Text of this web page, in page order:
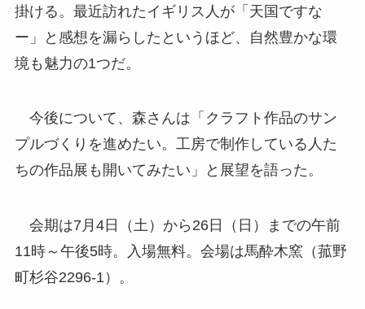
掛ける。最近訪れたイギリス人が「天国ですな
ー」と感想を漏らしたというほど、自然豊かな環
境も魅力の1つだ。
今後について、森さんは「クラフト作品のサン
プルづくりを進めたい。工房で制作している人た
ちの作品展も開いてみたい」と展望を語った。
会期は7月4日（土）から26日（日）までの午前
11時～午後5時。入場無料。会場は馬酔木窯（菰野
町杉谷2296-1）。